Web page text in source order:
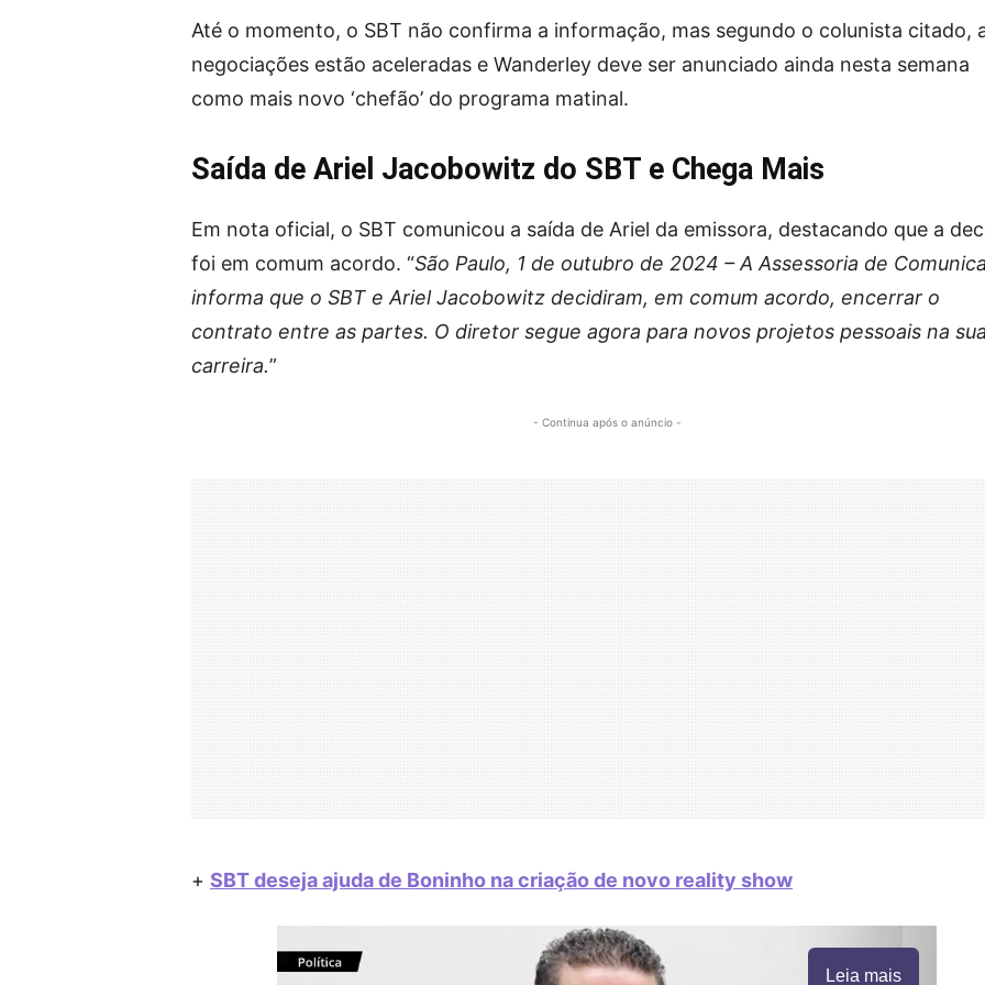
Até o momento, o SBT não confirma a informação, mas segundo o colunista citado,
negociações estão aceleradas e Wanderley deve ser anunciado ainda nesta semana
como mais novo ‘chefão’ do programa matinal.
Saída de Ariel Jacobowitz do SBT e Chega Mais
Em nota oficial, o SBT comunicou a saída de Ariel da emissora, destacando que a
foi em comum acordo. “São Paulo, 1 de outubro de 2024 – A Assessoria de
informa que o SBT e Ariel Jacobowitz decidiram, em comum acordo, encerrar o
contrato entre as partes. O diretor segue agora para novos projetos pessoais na sua
carreira.”
- Continua após o anúncio -
+ SBT deseja ajuda de Boninho na criação de novo reality show
Leia mais